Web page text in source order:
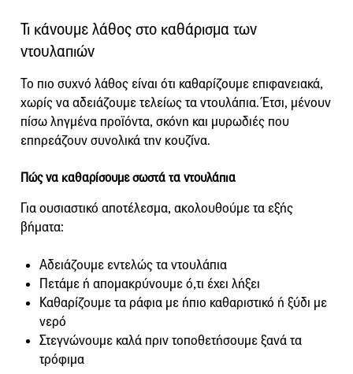
Τι κάνουμε λάθος στο καθάρισμα των
ντουλαπιών
Το πιο συχνό λάθος είναι ότι καθαρίζουμε επιφανειακά,
χωρίς να αδειάζουμε τελείως τα ντουλάπια. Έτσι, μένουν
πίσω ληγμένα προϊόντα, σκόνη και μυρωδιές που
επηρεάζουν συνολικά την κουζίνα.
Πώς να καθαρίσουμε σωστά τα ντουλάπια
Για ουσιαστικό αποτέλεσμα, ακολουθούμε τα εξής
βήματα:
Αδειάζουμε εντελώς τα ντουλάπια
Πετάμε ή απομακρύνουμε ό,τι έχει λήξει
Καθαρίζουμε τα ράφια με ήπιο καθαριστικό ή ξύδι με
νερό
Στεγνώνουμε καλά πριν τοποθετήσουμε ξανά τα
τρόφιμα